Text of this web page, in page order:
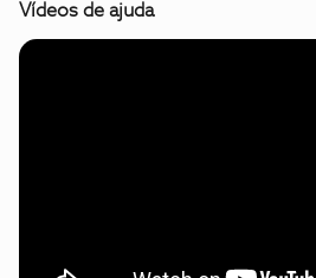
Vídeos de ajuda